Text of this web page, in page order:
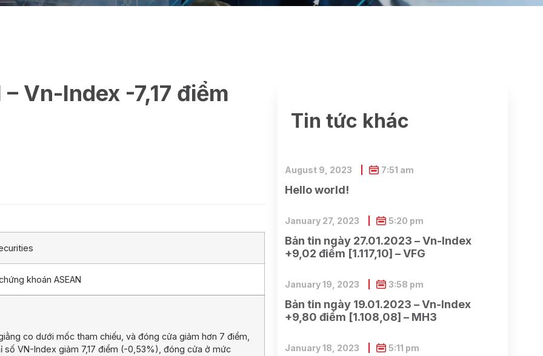
Vn-Index -7,17 điểm
khoán ASEAN
co dưới mốc tham chiếu, và đóng cửa giảm hơn 7 điểm,
VN-Index giảm 7,17 điểm (-0,53%), đóng cửa ở mức
Tin tức khác
Hello world!
August 9, 2023 7:51 am
Bản tin ngày 27.01.2023 – Vn-Index
+9,02 điểm [1.117,10] – VFG
January 27, 2023 5:20 pm
Bản tin ngày 19.01.2023 – Vn-Index
+9,80 điểm [1.108,08] – MH3
January 19, 2023 3:58 pm
January 18, 2023 5:11 pm